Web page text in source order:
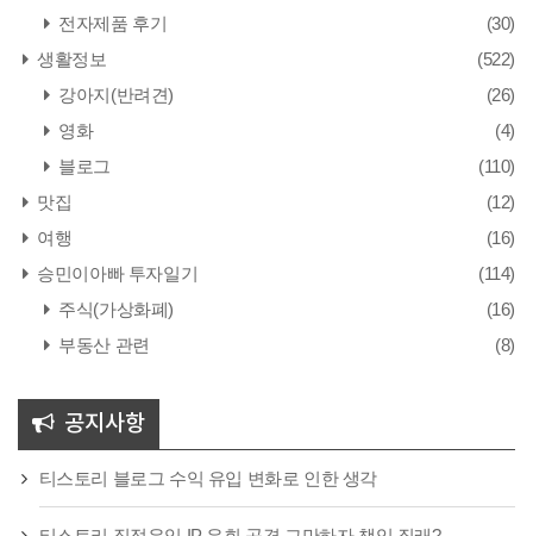
전자제품 후기
(30)
생활정보
(522)
강아지(반려견)
(26)
영화
(4)
블로그
(110)
맛집
(12)
여행
(16)
승민이아빠 투자일기
(114)
주식(가상화폐)
(16)
부동산 관련
(8)
공지사항
티스토리 블로그 수익 유입 변화로 인한 생각